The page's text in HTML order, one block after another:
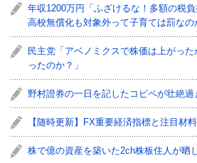
年収1200万円「ふざけるな！多額の税
高校無償化も対象外って子育ては罰なの
民主党「アベノミクスで株価は上がっ
ったのか？」
野村證券の一日を記したコピペが壮絶過
【随時更新】FX重要経済指標と注目材
株で億の資産を築いた2ch株板住人が晒